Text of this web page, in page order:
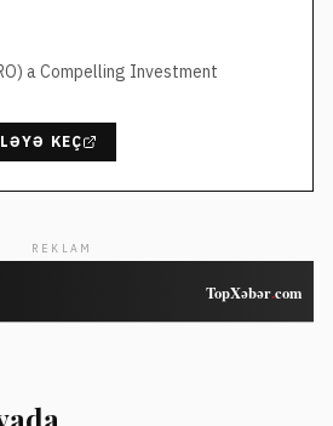
a Compelling Investment
KEÇ
REKLAM